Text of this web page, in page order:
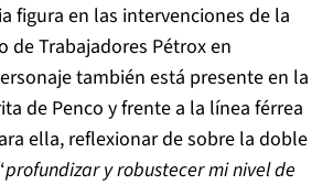
figura en las intervenciones de la
de Trabajadores Pétrox en
también está presente en la
de Penco y frente a la línea férrea
ella, reflexionar de sobre la doble
profundizar y robustecer mi nivel de